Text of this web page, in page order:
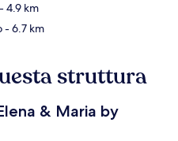
- 4.9 km
- 6.7 km
struttura
& Maria by